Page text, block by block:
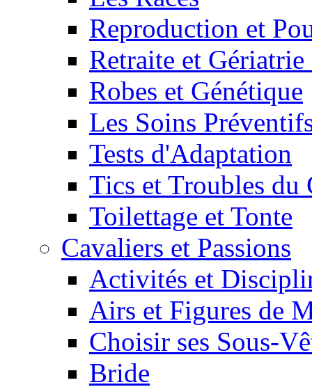
Reproduction et
Retraite et
Robes et Génétique
Les Soins
Tests d'Adaptation
Tics et Troubles du
Toilettage et Tonte
Cavaliers et Passions
Activités et
Airs et Figures de
Choisir ses Sous-
Bride